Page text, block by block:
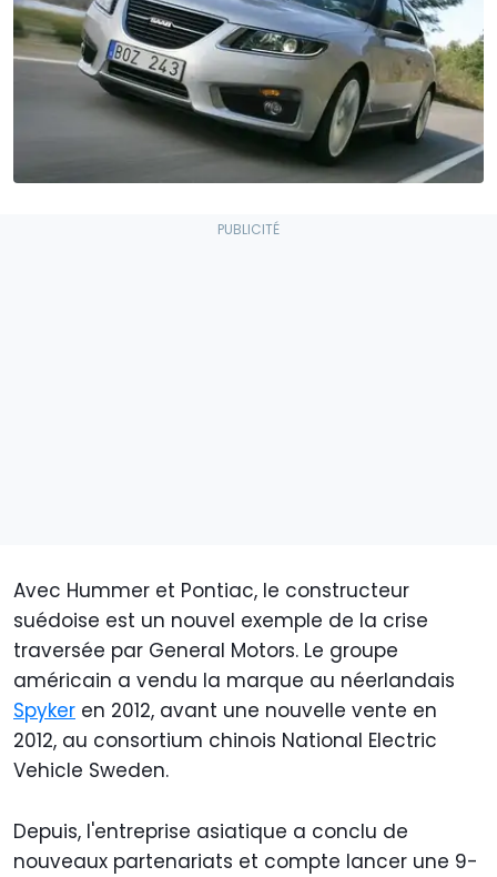
Avec Hummer et Pontiac, le constructeur
suédoise est un nouvel exemple de la crise
traversée par General Motors. Le groupe
américain a vendu la marque au néerlandais
Spyker en 2012, avant une nouvelle vente en
2012, au consortium chinois National Electric
Vehicle Sweden.
Depuis, l'entreprise asiatique a conclu de
nouveaux partenariats et compte lancer une 9-